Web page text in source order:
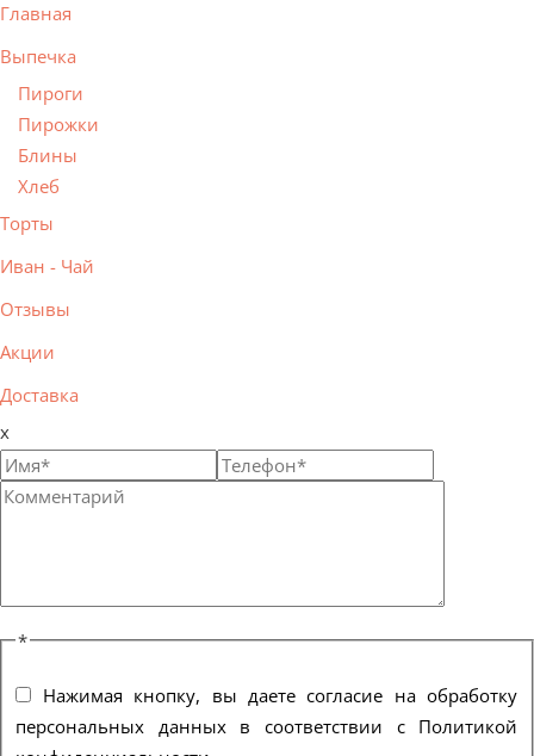
Главная
Выпечка
Пироги
Пирожки
Блины
Хлеб
Торты
Иван - Чай
Отзывы
Акции
Доставка
x
*
Нажимая кнопку, вы даете согласие на обработку
персональных данных в соответствии с Политикой